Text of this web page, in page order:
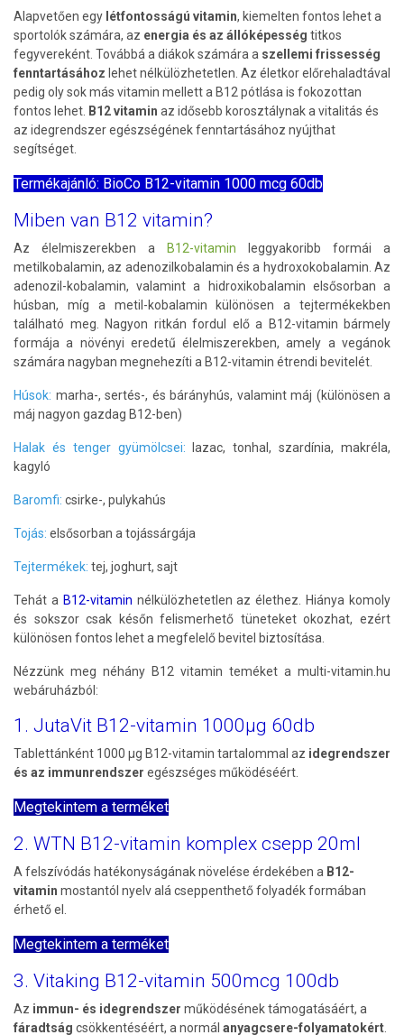
Alapvetően egy létfontosságú vitamin, kiemelten fontos lehet a
sportolók számára, az energia és az állóképesség titkos
fegyvereként. Továbbá a diákok számára a szellemi frissesség
fenntartásához lehet nélkülözhetetlen. Az életkor előrehaladtával
pedig oly sok más vitamin mellett a B12 pótlása is fokozottan
fontos lehet. B12 vitamin az idősebb korosztálynak a vitalitás és
az idegrendszer egészségének fenntartásához nyújthat
segítséget.
Termékajánló: BioCo B12-vitamin 1000 mcg 60db
Miben van B12 vitamin?
Az élelmiszerekben a B12-vitamin leggyakoribb formái a
metilkobalamin, az adenozilkobalamin és a hydroxokobalamin. Az
adenozil-kobalamin, valamint a hidroxikobalamin elsősorban a
húsban, míg a metil-kobalamin különösen a tejtermékekben
található meg. Nagyon ritkán fordul elő a B12-vitamin bármely
formája a növényi eredetű élelmiszerekben, amely a vegánok
számára nagyban megnehezíti a B12-vitamin étrendi bevitelét.
Húsok: marha-, sertés-, és bárányhús, valamint máj (különösen a
máj nagyon gazdag B12-ben)
Halak és tenger gyümölcsei: lazac, tonhal, szardínia, makréla,
kagyló
Baromfi: csirke-, pulykahús
Tojás: elsősorban a tojássárgája
Tejtermékek: tej, joghurt, sajt
Tehát a B12-vitamin nélkülözhetetlen az élethez. Hiánya komoly
és sokszor csak későn felismerhető tüneteket okozhat, ezért
különösen fontos lehet a megfelelő bevitel biztosítása.
Nézzünk meg néhány B12 vitamin teméket a multi-vitamin.hu
webáruházból:
1. JutaVit B12-vitamin 1000µg 60db
Tablettánként 1000 µg B12-vitamin tartalommal az idegrendszer
és az immunrendszer egészséges működéséért.
Megtekintem a terméket
2. WTN B12-vitamin komplex csepp 20ml
A felszívódás hatékonyságának növelése érdekében a B12-
vitamin mostantól nyelv alá cseppenthető folyadék formában
érhető el.
Megtekintem a terméket
3. Vitaking B12-vitamin 500mcg 100db
Az immun- és idegrendszer működésének támogatásáért, a
fáradtság csökkentéséért, a normál anyagcsere-folyamatokért